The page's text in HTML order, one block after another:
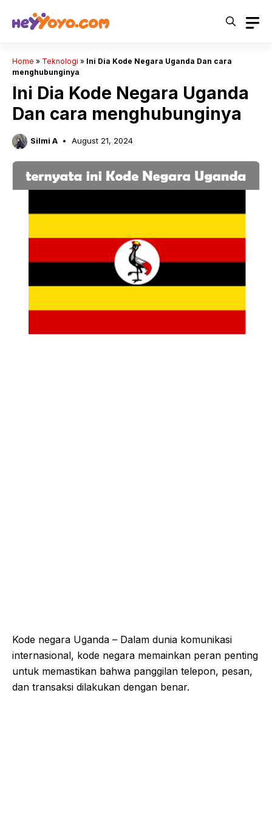
Home » Teknologi » Ini Dia Kode Negara Uganda Dan cara
menghubunginya
Ini Dia Kode Negara Uganda
Dan cara menghubunginya
Silmi A August 21, 2024
Kode negara Uganda – Dalam dunia komunikasi
internasional, kode negara memainkan peran penting
untuk memastikan bahwa panggilan telepon, pesan,
dan transaksi dilakukan dengan benar.